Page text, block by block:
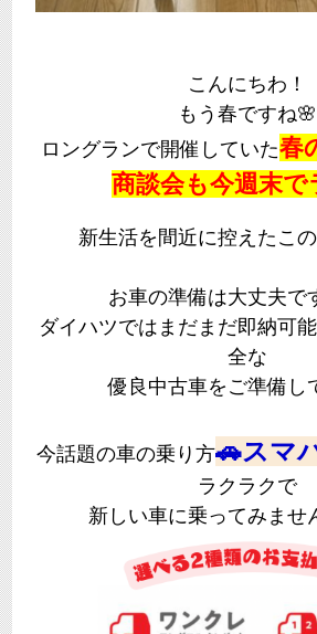
こんにちわ！
もう春ですね🌸
ロングランで開催していた春
商談会も今週末で
新生活を間近に控えたこの
お車の準備は大丈夫で
ダイハツではまだまだ即納可
全な
優良中古車をご準備し
今話題の車の乗り方🚗スマ
ラクラクで
新しい車に乗ってみませ